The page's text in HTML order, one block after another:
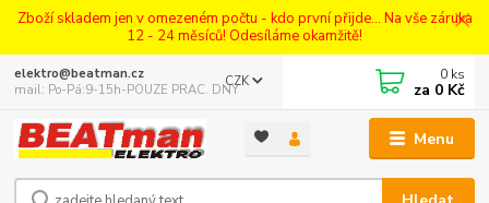
Zboží skladem jen v omezeném počtu - kdo první přijde... Na vše záruka
12 - 24 měsíců! Odesíláme okamžitě!
Menu
CZK
elektro@beatman.cz
mail: Po-Pá:9-15h-POUZE PRAC. DNY
0 ks
za 0 Kč